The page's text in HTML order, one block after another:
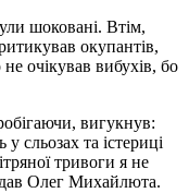
шоковані. Втім,
окупантів,
очікував вибухів, бо
вигукнув:
сльозах та істериці
тривоги я не
Олег Михайлюта.